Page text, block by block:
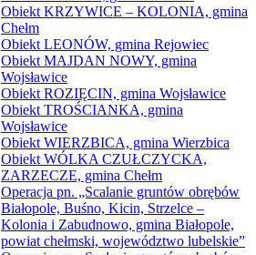
od km 0+000 do km 8+288,12 na odcinku
Pawłów—Liszno, drogi powiatowej
Nr 1815L od km 0+000 do km 4+647,75
na odcinku ul. Chełmska w Mieście
Rejowiec Fabryczny— Krasne oraz drogi
powiatowej Nr 1869L na odcinku od km
0+000 do km 1+369,11, ul. Wiejska
w Mieście Rejowiec Fabryczny
Przebudowa drogi powiatowej Nr 1823L
od km 4+118 do km 20+533 na odcinku
Nowiny— Rudka, drogi powiatowej
nr 1824L od km 0+000 do km 6+519,65
na odcinku Ruda-Kolonia —Rudka
oraz drogi powiatowej Nr 1828L od km
0+000 do km 5+548,08 na odcinku